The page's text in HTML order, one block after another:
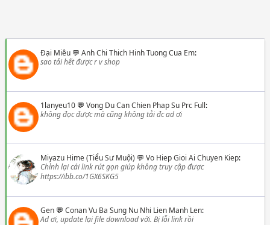
Đại Miêu💬 Anh Chi Thich Hinh Tuong Cua Em:
sao tải hết được r v shop
1lanyeu10💬 Vong Du Can Chien Phap Su Prc Full:
không đọc được mà cũng không tải đc ad ơi
Miyazu Hime (Tiểu Sư Muội) 💬 Vo Hiep Gioi Ai Chuyen Kiep:
Chỉnh lại cái link rút gọn giúp không truy cập được
https://ibb.co/1GX6SKG5
Gen💬 Conan Vu Ba Sung Nu Nhi Lien Manh Len:
Ad ơi, update lại file download với. Bị lỗi link rồi